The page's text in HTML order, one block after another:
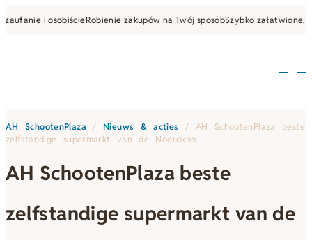
i osobiścieRobienie zakupów na Twój sposóbSzybko załatwione, bez
AH SchootenPlaza / Nieuws & acties / AH SchootenPlaza beste
zelfstandige supermarkt van de Noordkop
AH SchootenPlaza beste
zelfstandige supermarkt van de